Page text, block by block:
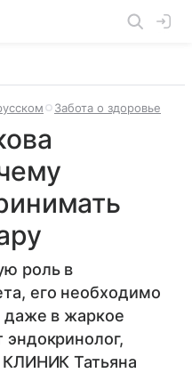
Забота о здоровье
роль в
его необходимо
даже в жаркое
КЛИНИК Татьяна